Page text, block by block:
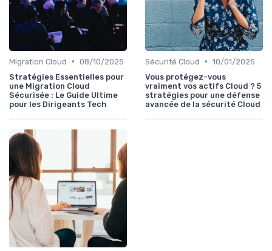
Migration Cloud • 08/10/2025
Stratégies Essentielles pour
une Migration Cloud
Sécurisée : Le Guide Ultime
pour les Dirigeants Tech
Sécurité Cloud • 10/01/2025
Vous protégez-vous
vraiment vos actifs Cloud ? 5
stratégies pour une défense
avancée de la sécurité Cloud